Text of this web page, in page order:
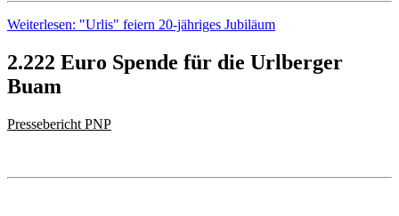
Weiterlesen: "Urlis" feiern 20-jähriges Jubiläum
2.222 Euro Spende für die Urlberger
Buam
Pressebericht PNP